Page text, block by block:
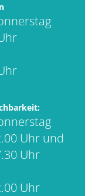
Uhr und
Uhr
Uhr